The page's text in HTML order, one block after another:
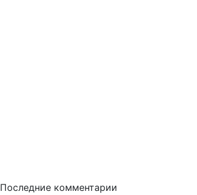
Последние комментарии